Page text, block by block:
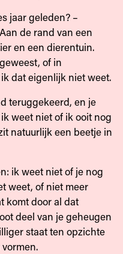
jaar geleden? –
de rand van een
en een dierentuin.
of in
dat eigenlijk niet weet.
teruggekeerd, en je
weet niet of ik ooit nog
natuurlijk een beetje in
ik weet niet of je nog
weet, of niet meer
komt door al dat
deel van je geheugen
staat ten opzichte